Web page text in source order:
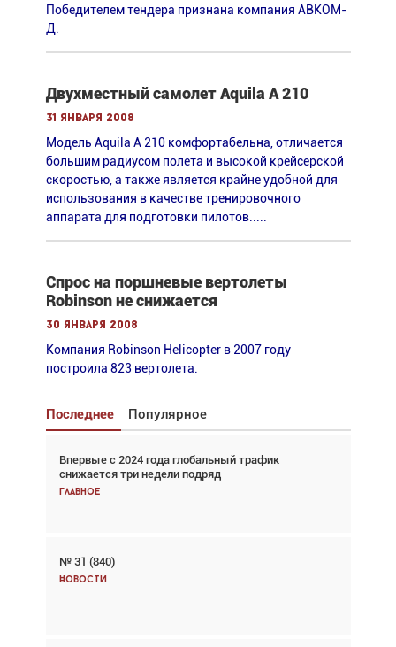
Победителем тендера признана компания АВКОМ-
Д.
Двухместный самолет Aquila A 210
31 января 2008
Модель Aquila A 210 комфортабельна, отличается
большим радиусом полета и высокой крейсерской
скоростью, а также является крайне удобной для
использования в качестве тренировочного
аппарата для подготовки пилотов.....
Спрос на поршневые вертолеты
Robinson не снижается
30 января 2008
Компания Robinson Helicopter в 2007 году
построила 823 вертолета.
Последнее Популярное
Впервые с 2024 года глобальный трафик
снижается три недели подряд
Главное
№ 31 (840)
Новости
Взгляд с высоты: тандем вертолётов и БПЛА в
спасательных операциях
Главное
Авиационный фотограф Дэйв Кох: «Фотография
говорит сама за себя... а ИИ всё портит»